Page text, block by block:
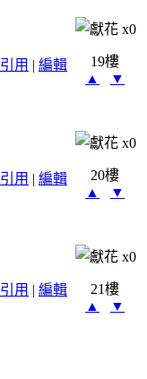
x0
引用 | 編輯
19樓
▲
▼
x0
引用 | 編輯
20樓
▲
▼
x0
引用 | 編輯
21樓
▲
▼